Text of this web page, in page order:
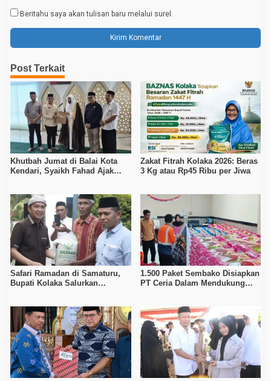
Beritahu saya akan tulisan baru melalui surel.
Post Terkait
Khutbah Jumat di Balai Kota
Kendari, Syaikh Fahad Ajak
Zakat Fitrah Kolaka 2026: Beras
3 Kg atau Rp45 Ribu per Jiwa
Safari Ramadan di Samaturu,
Bupati Kolaka Salurkan
1.500 Paket Sembako Disiapkan
PT Ceria Dalam Mendukung